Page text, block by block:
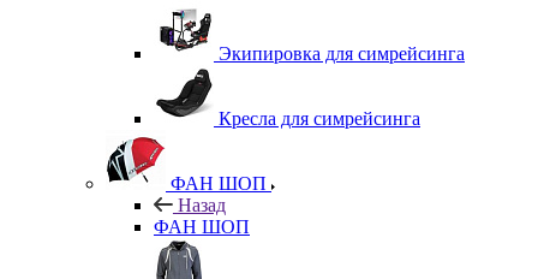
Экипировка для симрейсинга
Кресла для симрейсинга
ФАН ШОП
Назад
ФАН ШОП